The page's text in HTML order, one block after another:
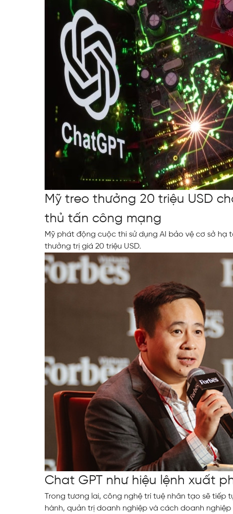
Mỹ treo thưởng 20 triệu USD
thủ tấn công mạng
Mỹ phát động cuộc thi sử dụng AI bảo vệ cơ sở
thưởng trị giá 20 triệu USD.
Chat GPT như hiệu lệnh xuất
Trong tương lai, công nghệ trí tuệ nhân tạo sẽ
hành, quản trị doanh nghiệp và cách doanh